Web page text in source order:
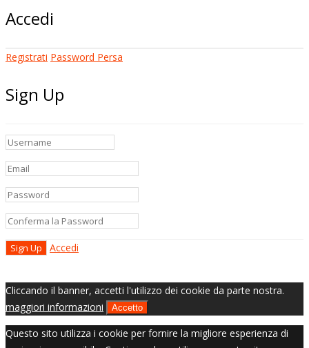
Accedi
Registrati Password Persa
Sign Up
Accedi
Cliccando il banner, accetti l'utilizzo dei cookie da parte nostra.
maggiori informazioni
Accetto
Questo sito utilizza i cookie per fornire la migliore esperienza di